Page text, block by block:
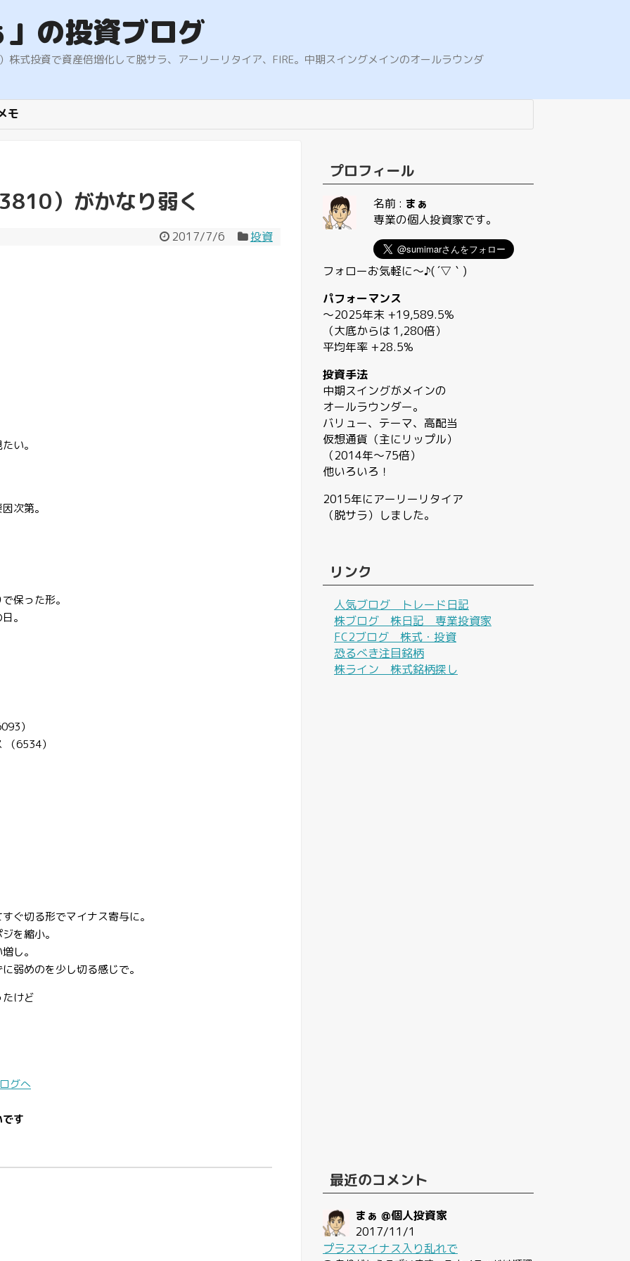
の投資ブログ
式投資で資産倍増化して脱サラ、アーリーリタイア、FIRE。中期スイングメインのオールラウンダ
モ
）がかなり弱く
2017/7/6 投資
い。
次第。
保った形。
。
）
6534）
ぐ切る形でマイナス寄与に。
を縮小。
し。
弱めのを少し切る感じで。
けど
す
プロフィール
名前 : まぁ
専業の個人投資家です。
フォローお気軽に〜♪( ´▽｀)
パフォーマンス
〜2025年末 +19,589.5%
（大底からは 1,280倍）
平均年率 +28.5%
投資手法
中期スイングがメインの
オールラウンダー。
バリュー、テーマ、高配当
仮想通貨（主にリップル）
（2014年〜75倍）
他いろいろ！
2015年にアーリーリタイア
（脱サラ）しました。
リンク
人気ブログ トレード日記
株ブログ 株日記 専業投資家
FC2ブログ 株式・投資
恐るべき注目銘柄
株ライン 株式銘柄探し
最近のコメント
まぁ @個人投資家
2017/11/1
プラスマイナス入り乱れで